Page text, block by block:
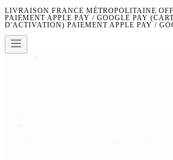
LIVRAISON FRANCE MÉTROPOLITAINE
PAIEMENT APPLE PAY / GOOGLE PAY
D'ACTIVATION) PAIEMENT APPLE PAY /